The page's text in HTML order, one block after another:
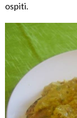
ospiti.